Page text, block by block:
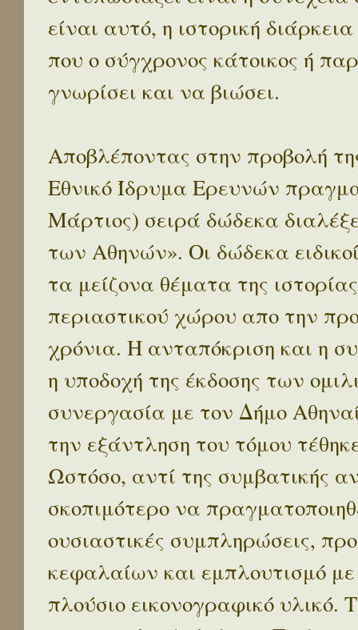
είναι αυτό, η ιστορική
που ο σύγχρονος κάτοικος ή
γνωρίσει και να βιώσει.
Αποβλέποντας στην προβολή
Εθνικό Ίδρυμα Ερευνών
Μάρτιος) σειρά δώδεκα
των Αθηνών». Οι δώδεκα
τα μείζονα θέματα της
περιαστικού χώρου απο την
χρόνια. Η ανταπόκριση και η
η υποδοχή της έκδοσης των
συνεργασία με τον Δήμο
την εξάντληση του τόμου
Ωστόσο, αντί της συμβατικής
σκοπιμότερο να
ουσιαστικές συμπληρώσεις,
κεφαλαίων και εμπλουτισμό
πλούσιο εικονογραφικό